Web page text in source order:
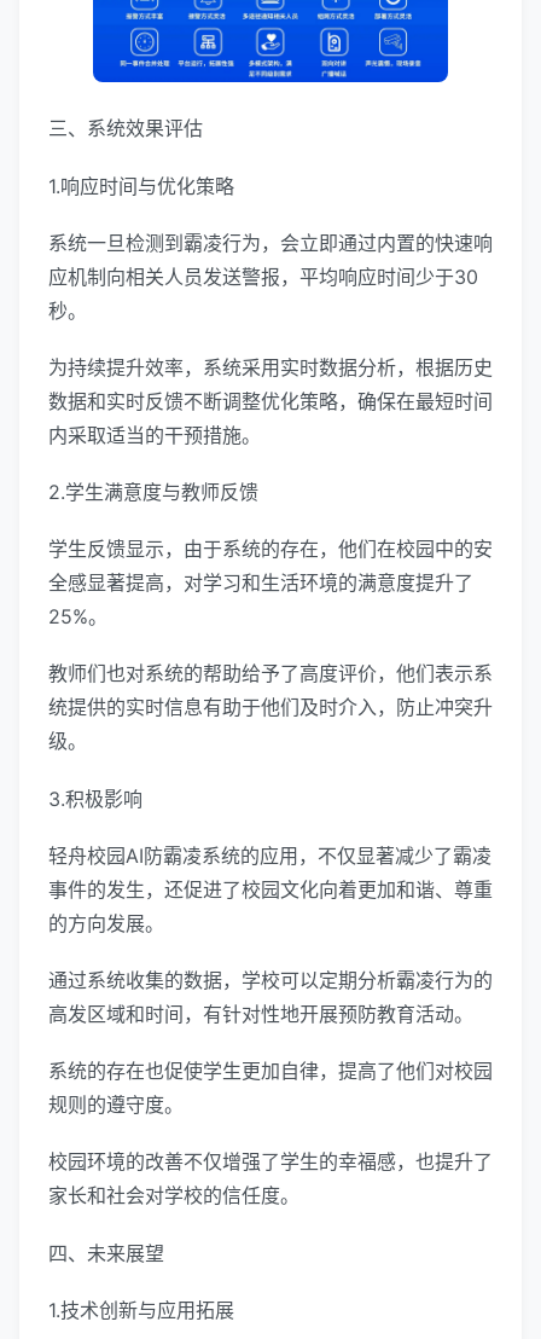
三、系统效果评估
1.响应时间与优化策略
系统一旦检测到霸凌行为，会立即通过内置的快速响
应机制向相关人员发送警报，平均响应时间少于30
秒。
为持续提升效率，系统采用实时数据分析，根据历史
数据和实时反馈不断调整优化策略，确保在最短时间
内采取适当的干预措施。
2.学生满意度与教师反馈
学生反馈显示，由于系统的存在，他们在校园中的安
全感显著提高，对学习和生活环境的满意度提升了
25%。
教师们也对系统的帮助给予了高度评价，他们表示系
统提供的实时信息有助于他们及时介入，防止冲突升
级。
3.积极影响
轻舟校园AI防霸凌系统的应用，不仅显著减少了霸凌
事件的发生，还促进了校园文化向着更加和谐、尊重
的方向发展。
通过系统收集的数据，学校可以定期分析霸凌行为的
高发区域和时间，有针对性地开展预防教育活动。
系统的存在也促使学生更加自律，提高了他们对校园
规则的遵守度。
校园环境的改善不仅增强了学生的幸福感，也提升了
家长和社会对学校的信任度。
四、未来展望
1.技术创新与应用拓展